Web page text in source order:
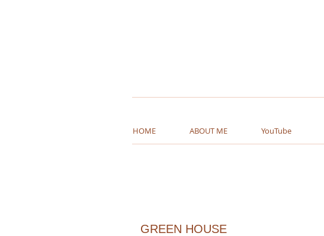
HOME ABOUT ME YouTube
GREEN HOUSE